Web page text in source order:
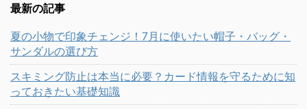
最新の記事
夏の小物で印象チェンジ！7月に使いたい帽子・バッグ・
サンダルの選び方
スキミング防止は本当に必要？カード情報を守るために知
っておきたい基礎知識